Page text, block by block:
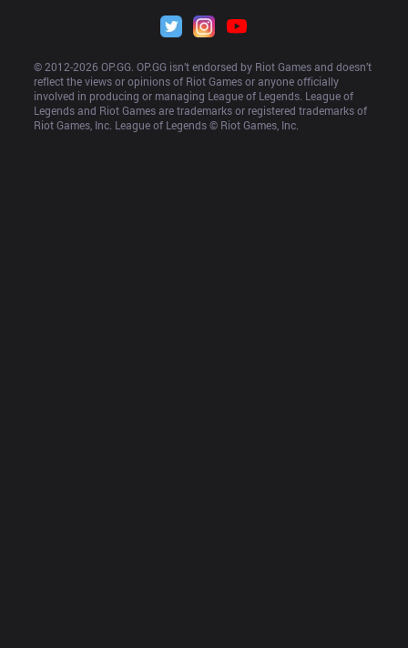
© 2012-2026 OP.GG. OP.GG isn’t endorsed by Riot Games and doesn’t
reflect the views or opinions of Riot Games or anyone officially
involved in producing or managing League of Legends. League of
Legends and Riot Games are trademarks or registered trademarks of
Riot Games, Inc. League of Legends © Riot Games, Inc.